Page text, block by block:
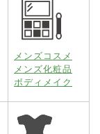
メンズコスメ
メンズ化粧品
ボディメイク